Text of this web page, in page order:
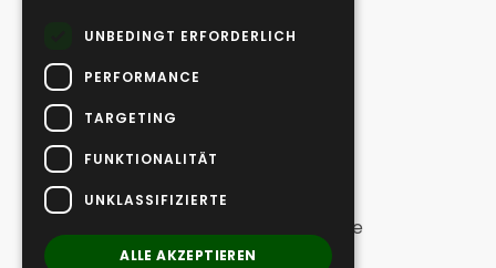
Extreme Off Road
Tailor Made Adventures
WANDERN
Hiking | Sithonia (langer Rundweg)
Hiking | Sithonia
Hiking | Elia
Hiking | Kassandra (lange, einseitige
Strecke)
UNBEDINGT ERFORDERLICH
PERFORMANCE
TARGETING
FUNKTIONALITÄT
UNKLASSIFIZIERTE
ALLE AKZEPTIEREN